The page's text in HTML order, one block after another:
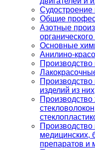
Судостроение
Общие
Азотные
органического
Основные
Анилино-
Производство
изделий из них
Производство
медицинских,
препаратов и